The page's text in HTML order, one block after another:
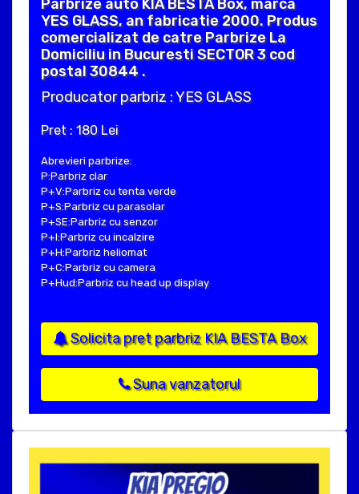
Parbrize auto KIA BESTA Box, marca
YES GLASS, an fabricatie 2000. Produs
comercializat de catre Parbrize La
Domiciliu in Bucuresti SECTOR 3 cod
postal 30844 .
Producator parbriz : YES GLASS
Pret : 180 Lei
Abrevieri parbrize:
P:Parbriz clar
P+V:Parbriz cu tenta verde
P+S:Parbriz cu parasolar
P+SE:Parbriz cu senzor
P+I:Parbriz cu incalzire
P+H:Parbriz heliomat
P+C:Parbriz cu camera
P+Hud:Parbriz cu head up display
Solicita pret parbriz KIA BESTA Box
Suna vanzatorul